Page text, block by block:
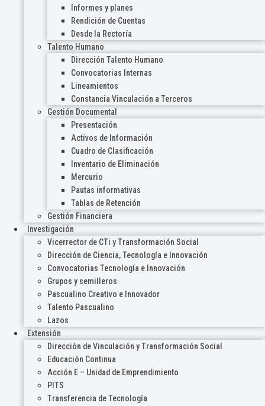
Informes y planes
Rendición de Cuentas
Desde la Rectoría
Talento Humano
Dirección Talento Humano
Convocatorias Internas
Lineamientos
Constancia Vinculación a Terceros
Gestión Documental
Presentación
Activos de Información
Cuadro de Clasificación
Inventario de Eliminación
Mercurio
Pautas informativas
Tablas de Retención
Gestión Financiera
Investigación
Vicerrector de CTi y Transformación Social
Dirección de Ciencia, Tecnología e Innovación
Convocatorias Tecnología e Innovación
Grupos y semilleros
Pascualino Creativo e Innovador
Talento Pascualino
Lazos
Extensión
Dirección de Vinculación y Transformación Social
Educación Continua
Acción E – Unidad de Emprendimiento
PITS
Transferencia de Tecnología